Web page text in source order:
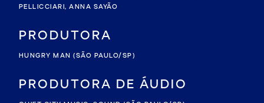
PELLICCIARI, ANNA SAYÃO
PRODUTORA
HUNGRY MAN(SÃO PAULO/SP)
PRODUTORA DE ÁUDIO